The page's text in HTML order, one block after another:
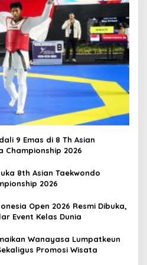
9 Emas di 8 Th Asian
Championship 2026
8th Asian Taekwondo
2026
Open 2026 Resmi Dibuka,
Event Kelas Dunia
Wanayasa Lumpatkeun
Promosi Wisata